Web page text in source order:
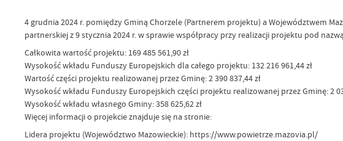
4 grudnia 2024 r. pomiędzy Gminą Chorzele (Partnerem projektu) a Województwem
partnerskiej z 9 stycznia 2024 r. w sprawie współpracy przy realizacji projektu pod
Całkowita wartość projektu: 169 485 561,90 zł
Wysokość wkładu Funduszy Europejskich dla całego projektu: 132 216 961,44 zł
Wartość części projektu realizowanej przez Gminę: 2 390 837,44 zł
Wysokość wkładu Funduszy Europejskich części projektu realizowanej przez Gminę: 2
Wysokość wkładu własnego Gminy: 358 625,62 zł
Więcej informacji o projekcie znajduje się na stronie:
Lidera projektu (Województwo Mazowieckie): https://www.powietrze.mazovia.pl/